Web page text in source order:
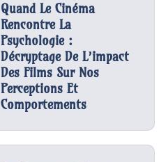
Quand Le Cinéma
Rencontre La
Psychologie :
Décryptage De L’impact
Des Films Sur Nos
Perceptions Et
Comportements